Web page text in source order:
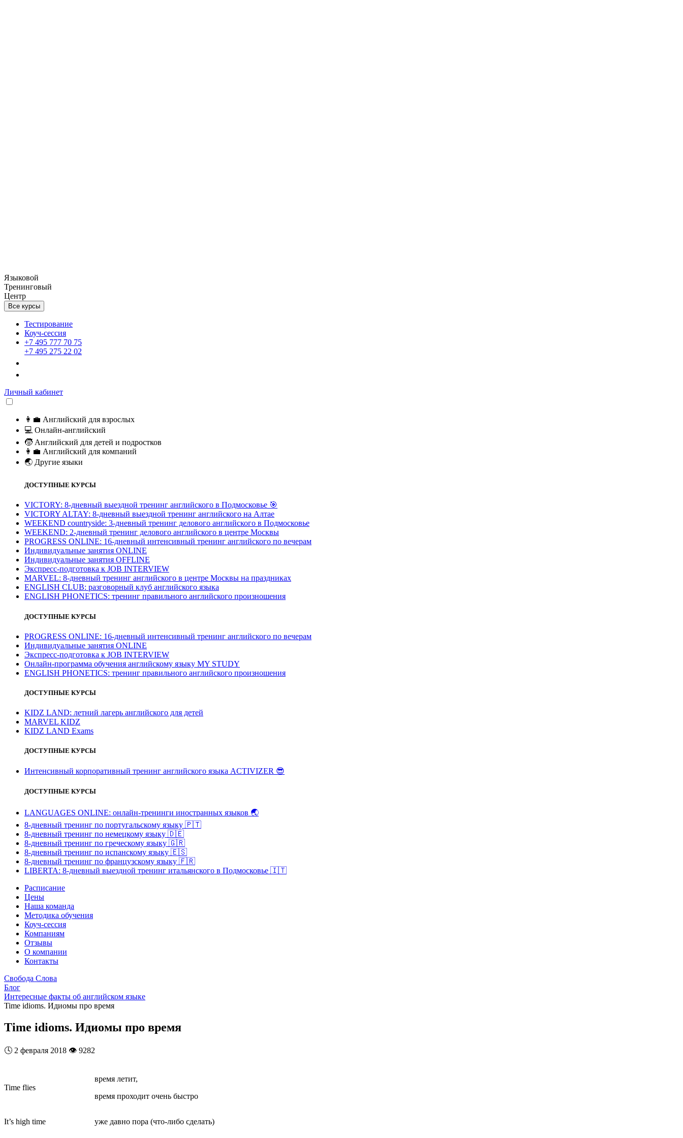
Языковой
Тренинговый
Центр
Все курсы
Тестирование
Коуч-сессия
+7 495 777 70 75
+7 495 275 22 02
Личный кабинет
👩‍💼 Английский для взрослых
💻 Онлайн-английский
🧒 Английский для детей и подростков
👩‍💼 Английский для компаний
🌏 Другие языки
ДОСТУПНЫЕ КУРСЫ
VICTORY: 8-дневный выездной тренинг английского в Подмосковье 🎯
VICTORY ALTAY: 8-дневный выездной тренинг английского на Алтае
WEEKEND countryside: 3-дневный тренинг делового английского в Подмосковье
WEEKEND: 2-дневный тренинг делового английского в центре Москвы
PROGRESS ONLINE: 16-дневный интенсивный тренинг английского по вечерам
Индивидуальные занятия ONLINE
Индивидуальные занятия OFFLINE
Экспресс-подготовка к JOB INTERVIEW
МARVEL: 8-дневный тренинг английского в центре Москвы на праздниках
ENGLISH CLUB: разговорный клуб английского языка
ENGLISH PHONETICS: тренинг правильного английского произношения
ДОСТУПНЫЕ КУРСЫ
PROGRESS ONLINE: 16-дневный интенсивный тренинг английского по вечерам
Индивидуальные занятия ONLINE
Экспресс-подготовка к JOB INTERVIEW
Онлайн-программа обучения английскому языку MY STUDY
ENGLISH PHONETICS: тренинг правильного английского произношения
ДОСТУПНЫЕ КУРСЫ
KIDZ LAND: летний лагерь английского для детей
MARVEL KIDZ
KIDZ LAND Exams
ДОСТУПНЫЕ КУРСЫ
Интенсивный корпоративный тренинг английского языка ACTIVIZER 😎
ДОСТУПНЫЕ КУРСЫ
LANGUAGES ONLINE: онлайн-тренинги иностранных языков 🌏
8-дневный тренинг по португальскому языку 🇵🇹
8-дневный тренинг по немецкому языку 🇩🇪
8-дневный тренинг по греческому языку 🇬🇷
8-дневный тренинг по испанскому языку 🇪🇸
8-дневный тренинг по французскому языку 🇫🇷
LIBERTA: 8-дневный выездной тренинг итальянского в Подмосковье 🇮🇹
Расписание
Цены
Наша команда
Методика обучения
Коуч-сессия
Компаниям
Отзывы
О компании
Контакты
Свобода Слова
Блог
Интересные факты об английском языке
Time idioms. Идиомы про время
Time idioms. Идиомы про время
🕓 2 февраля 2018 👁️ 9282
Time flies
время летит,
время проходит очень быстро
It’s high time уже давно пора (что-либо сделать)